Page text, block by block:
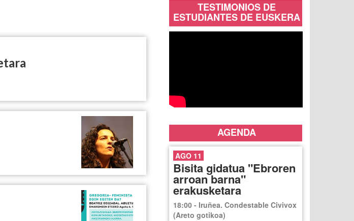
TESTIMONIOS DE
ESTUDIANTES DE EUSKERA
AGENDA
AGO 11
Bisita gidatua "Ebroren
arroan barna"
erakusketara
18:00 - Iruñea. Condestable Civivox
(Areto gotikoa)